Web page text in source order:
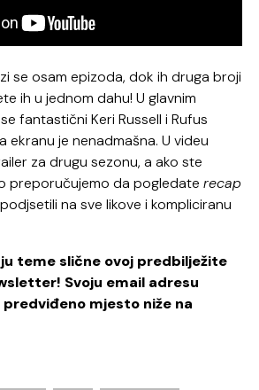
se osam epizoda, dok ih druga broji
ih u jednom dahu! U glavnim
fantastični Keri Russell i Rufus
ekranu je nenadmašna. U videu
za drugu sezonu, a ako ste
preporučujemo da pogledaterecap
na sve likove i kompliciranu
teme slične ovoj predbilježite
Svoju email adresu
mjesto niže na